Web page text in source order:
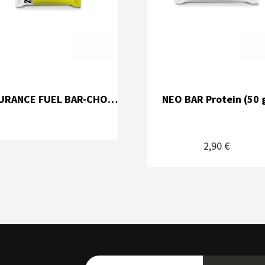
ENDURANCE FUEL BAR-CHOCO BITS (60 g) NEO BAR Protein (50
2,90 €
Subscreva